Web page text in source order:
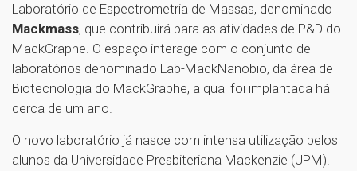
Laboratório de Espectrometria de Massas, denominado
Mackmass, que contribuirá para as atividades de P&D do
MackGraphe. O espaço interage com o conjunto de
laboratórios denominado Lab-MackNanobio, da área de
Biotecnologia do MackGraphe, a qual foi implantada há
cerca de um ano.
O novo laboratório já nasce com intensa utilização pelos
alunos da Universidade Presbiteriana Mackenzie (UPM).